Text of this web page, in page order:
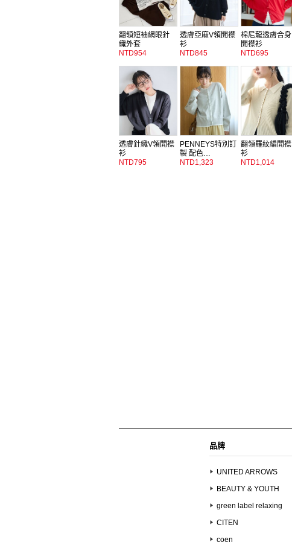
翻領短袖網眼針
織外套
NTD954
透膚亞麻V領開襟
衫
NTD845
棉尼龍透膚合身
開襟衫
NTD695
透膚針織V領開襟
衫
NTD795
PENNEYS特別訂
製 配色…
NTD1,323
翻領羅紋編開襟
衫
NTD1,014
品牌
UNITED ARROWS
BEAUTY & YOUTH
green label relaxing
CITEN
coen